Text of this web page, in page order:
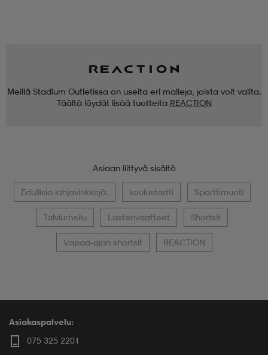
Meillä Stadium Outletissa on useita eri malleja, joista voit valita.
Täältä löydät lisää tuotteita REACTION
Asiaan liittyvä sisältö
Edullisia lahjavinkkejä. koulustartti Sporttimuoti
Talviurheilu Lastenvaatteet Shortsit
Vapaa-ajan shortsit REACTION
Asiakaspalvelu:
075 325 2201